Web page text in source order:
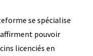
se spécialise
pouvoir
licenciés en